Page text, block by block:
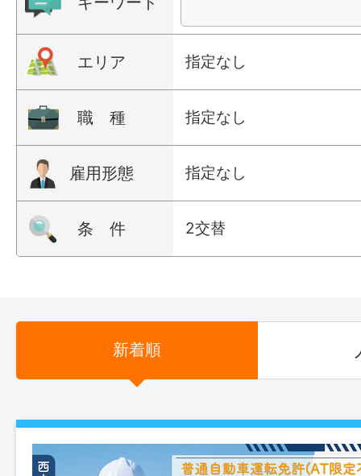
エリア 指定なし
職 種 指定なし
雇用形態 指定なし
条 件 2交替
新着順